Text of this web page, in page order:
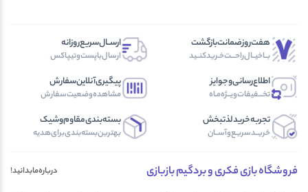
هفت‌روز‌ضمانت‌بازگشت
بــا‌خیــال‌راحـــت‌خـرید‌کنــید
ارســال‌سریع‌روزانه
ارسال‌با‌پست‌و‌تیپاکس
اطلاع‌رسانی‌و‌جوایز
تخـــفیفات‌ویــژه‌مـاه
پیگیری‌آنلاین‌سفارش
مشاهده‌وضعیت‌سفارش
تجربه‌خرید‌لذتبخش
خریــد‌سریـع‌و‌آســان
بسته‌بندی‌مقاوم‌وشیک
بهترین‌بسته‌بندی‌برای‌هدیه
فروشگاه بازی فکری و بردگیم بازبازی درباره‌مابدانید!